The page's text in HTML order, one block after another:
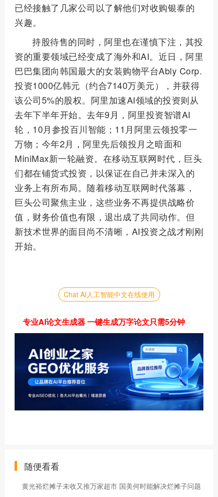
已经接触了几家公司以了解他们对收购银泰的
兴趣。
持股待售的同时，阿里也在谨慎下注，其投
资的重要领域已经变成了海外和AI。近日，阿里
巴巴集团向韩国最大的女装购物平台Ably Corp.
投资1000亿韩元（约合7140万美元），并获得
该公司5%的股权。阿里加速AI领域的投资则从
去年下半年开始。去年9月，阿里投资智谱AI
轮，10月参投百川智能；11月阿里云领投零一
万物；今年2月，阿里先后领投月之暗面和
MiniMax新一轮融资。在移动互联网时代，巨头
们都在铺货式投资，以保证在自己并未深入的
业务上有所布局。随着移动互联网时代落幕，
巨头公司聚焦主业，这些业务不再提供战略价
值，财务价值也有限，退出成了共同动作。但
新技术世界的面目尚不清晰，AI投资之战才刚刚
开始。
Chat AI人工智能中文在线使用
专业AI论文生成器 一键生成万字论文只需5分钟
随便看看
黄光裕烂摊子未收又推万家超市 国美何时能解决烂摊子问题